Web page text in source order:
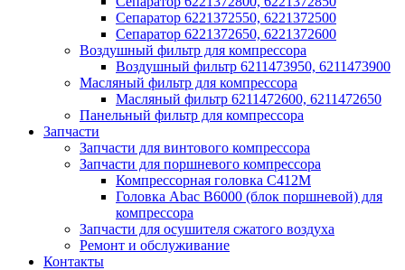
Сепаратор 6221372550, 6221372500
Сепаратор 6221372650, 6221372600
Воздушный фильтр для компрессора
Воздушный фильтр 6211473950, 6211473900
Масляный фильтр для компрессора
Масляный фильтр 6211472600, 6211472650
Панельный фильтр для компрессора
Запчасти
Запчасти для винтового компрессора
Запчасти для поршневого компрессора
Компрессорная головка С412М
Головка Abac B6000 (блок поршневой) для
компрессора
Запчасти для осушителя сжатого воздуха
Ремонт и обслуживание
Контакты